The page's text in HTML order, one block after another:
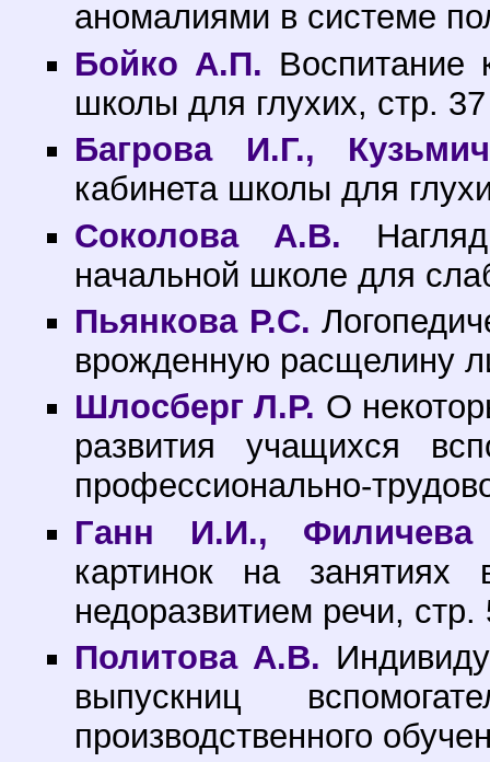
аномалиями в системе
Бойко А.П. Воспитание
школы для глухих, стр. 37
Багрова И.Г.,
кабинета школы для
Соколова А.В.
начальной школе для
Пьянкова Р.С.
врожденную расщелину
Шлосберг Л.Р. О
развития учащихся
профессионально-
Ганн И.И.,
картинок на
недоразвитием речи, стр.
Политова А.В.
выпускниц
производственного